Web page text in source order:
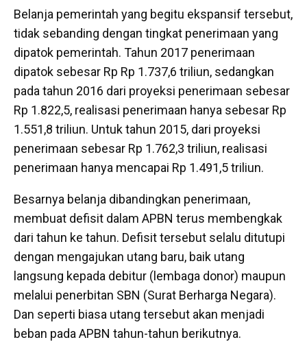
Belanja pemerintah yang begitu ekspansif tersebut,
tidak sebanding dengan tingkat penerimaan yang
dipatok pemerintah. Tahun 2017 penerimaan
dipatok sebesar Rp Rp 1.737,6 triliun, sedangkan
pada tahun 2016 dari proyeksi penerimaan sebesar
Rp 1.822,5, realisasi penerimaan hanya sebesar Rp
1.551,8 triliun. Untuk tahun 2015, dari proyeksi
penerimaan sebesar Rp 1.762,3 triliun, realisasi
penerimaan hanya mencapai Rp 1.491,5 triliun.
Besarnya belanja dibandingkan penerimaan,
membuat defisit dalam APBN terus membengkak
dari tahun ke tahun. Defisit tersebut selalu ditutupi
dengan mengajukan utang baru, baik utang
langsung kepada debitur (lembaga donor) maupun
melalui penerbitan SBN (Surat Berharga Negara).
Dan seperti biasa utang tersebut akan menjadi
beban pada APBN tahun-tahun berikutnya.